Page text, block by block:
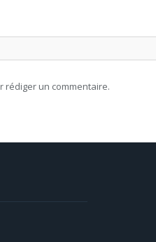
rédiger un commentaire.